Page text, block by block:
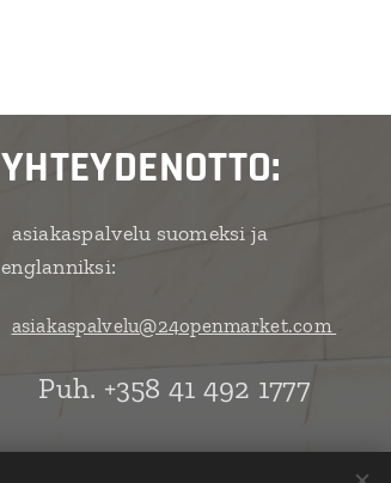
YHTEYDENOTTO:
asiakaspalvelu suomeksi ja
englanniksi:
asiakaspalvelu@24openmarket.com
Puh. +358 41 492 1777